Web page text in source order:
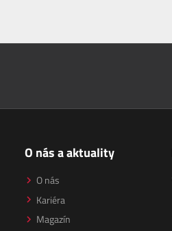
O nás a aktuality
O nás
Kariéra
Magazín